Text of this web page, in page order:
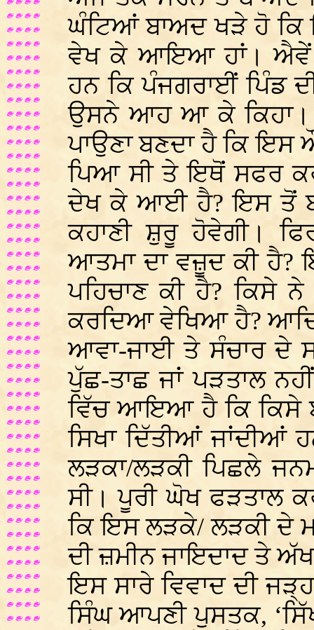
ਘੰਟਿਆਂ ਬਾਅਦ ਖੜੇ ਹੋ
ਵੇਖ ਕੇ ਆਇਆ ਹਾਂ। ਐਵੇਂ
ਹਨ ਕਿ ਪੰਜਗਰਾਈਂ ਪਿੰਡ
ਉਸਨੇ ਆਹ ਆ ਕੇ
ਪਾਉਣਾ ਬਣਦਾ ਹੈ ਕਿ ਇਸ
ਪਿਆ ਸੀ ਤੇ ਇਥੋਂ ਸਫਰ
ਦੇਖ ਕੇ ਆਈ ਹੈ? ਇਸ ਤੋਂ
ਕਹਾਣੀ ਸ਼ੁਰੂ ਹੋਵੇਗੀ।
ਆਤਮਾ ਦਾ ਵਜ਼ੂਦ ਕੀ ਹੈ?
ਪਹਿਚਾਣ ਕੀ ਹੈ? ਕਿਸੇ
ਕਰਦਿਆ ਵੇਖਿਆ ਹੈ?
ਆਵਾ-ਜਾਈ ਤੇ ਸੰਚਾਰ ਦੇ
ਪੁੱਛ-ਤਾਛ ਜਾਂ ਪੜਤਾਲ
ਵਿੱਚ ਆਇਆ ਹੈ ਕਿ ਕਿਸੇ
ਸਿਖਾ ਦਿੱਤੀਆਂ ਜਾਂਦੀਆਂ
ਲੜਕਾ/ਲੜਕੀ ਪਿਛਲੇ
ਸੀ। ਪੂਰੀ ਘੋਖ ਫੜਤਾਲ
ਕਿ ਇਸ ਲੜਕੇ/ ਲੜਕੀ ਦੇ
ਦੀ ਜ਼ਮੀਨ ਜਾਇਦਾਦ ਤੇ
ਇਸ ਸਾਰੇ ਵਿਵਾਦ ਦੀ
ਸਿੰਘ ਆਪਣੀ ਪੁਸਤਕ,